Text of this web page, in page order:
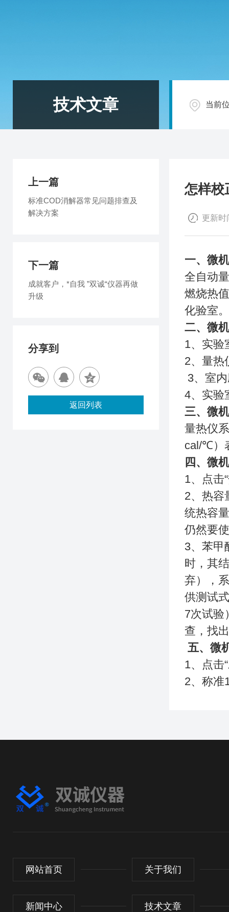
技术文章 当前
怎样校
更新时
一、微
全自动
燃烧热
化验室。
二、微
1、实验
2、量热
3、室
4、实验
三、微
量热仪
cal/℃）
四、微
1、点击
2、热容
统热容
仍然要
3、苯甲
时，其
弃），
供测试
7次试验
查，找
五、微
1、点击
2、称准
上一篇
标准COD消解器常见问题排查及
解决方案
下一篇
成就客户，*自我 ”双诚“仪器再做
升级
分享到
返回列表
网站首页 关于我们
新闻中心 技术文章